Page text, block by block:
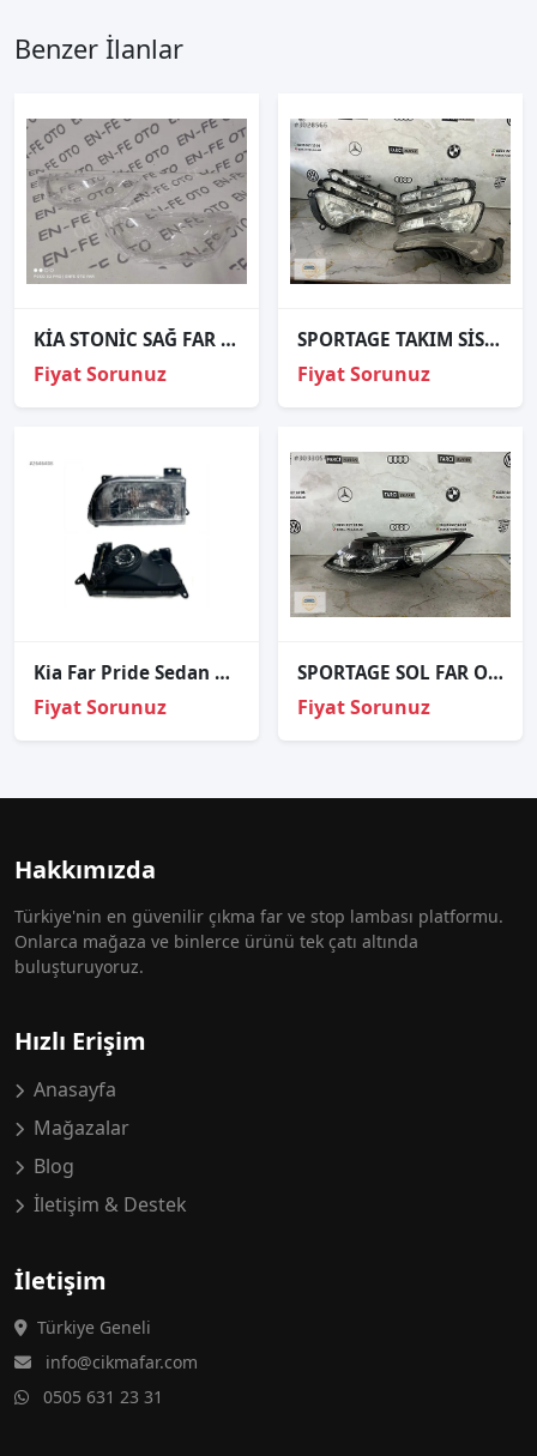
Benzer İlanlar
KİA STONİC SAĞ FAR CAMI SIFIR
Fiyat Sorunuz
SPORTAGE TAKIM SİS FARI ORJİNAL 10-15
Fiyat Sorunuz
Kia Far Pride Sedan 98-01 Sol
Fiyat Sorunuz
SPORTAGE SOL FAR ORJİNAL
Fiyat Sorunuz
Hakkımızda
Türkiye'nin en güvenilir çıkma far ve stop lambası platformu.
Onlarca mağaza ve binlerce ürünü tek çatı altında
buluşturuyoruz.
Hızlı Erişim
Anasayfa
Mağazalar
Blog
İletişim & Destek
İletişim
Türkiye Geneli
info@cikmafar.com
0505 631 23 31